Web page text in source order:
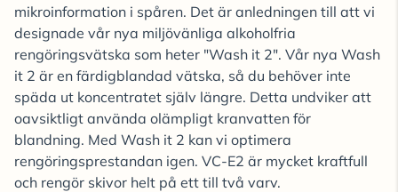
mikroinformation i spåren. Det är anledningen till att vi
designade vår nya miljövänliga alkoholfria
rengöringsvätska som heter "Wash it 2". Vår nya Wash
it 2 är en färdigblandad vätska, så du behöver inte
späda ut koncentratet själv längre. Detta undviker att
oavsiktligt använda olämpligt kranvatten för
blandning. Med Wash it 2 kan vi optimera
rengöringsprestandan igen. VC-E2 är mycket kraftfull
och rengör skivor helt på ett till två varv.